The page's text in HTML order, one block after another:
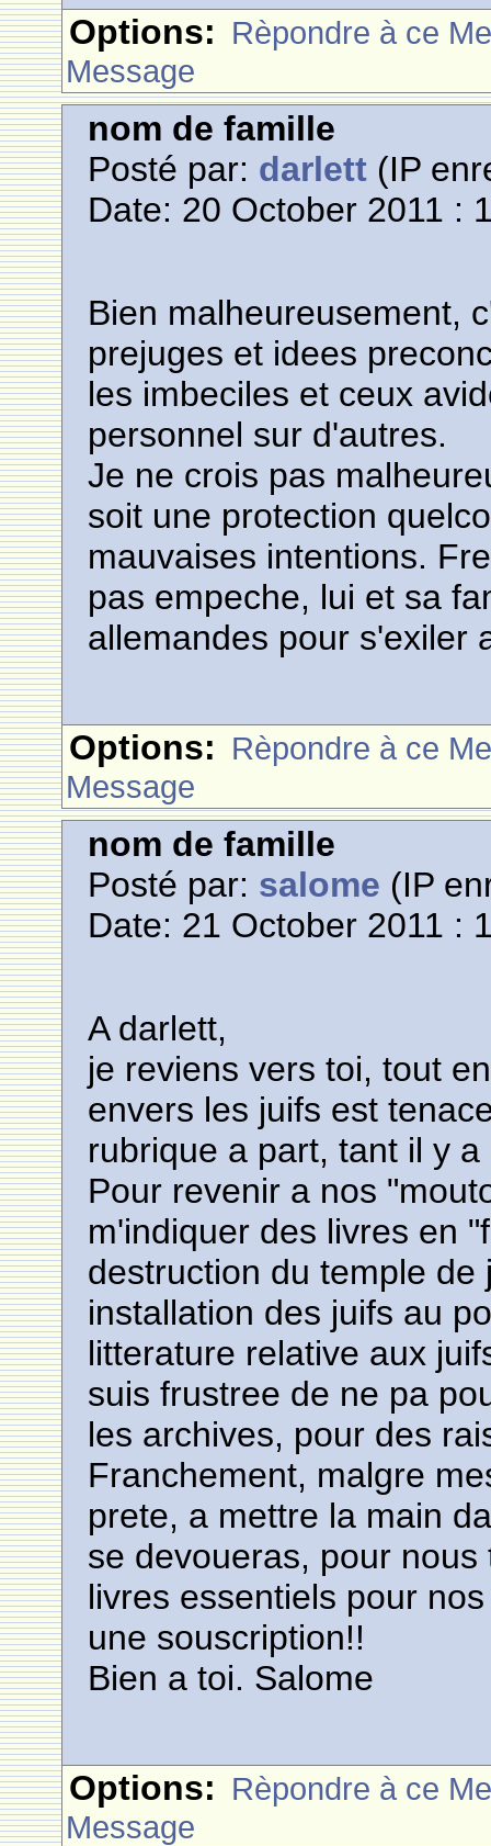
Options: Rèpondre à ce
Message
nom de famille
Posté par: darlett (IP
Date: 20 October 2011 :
Bien malheureusement,
prejuges et idees
les imbeciles et ceux
personnel sur d'autres.
Je ne crois pas
soit une protection
mauvaises intentions.
pas empeche, lui et sa
allemandes pour s'exiler
Options: Rèpondre à ce
Message
nom de famille
Posté par: salome (IP
Date: 21 October 2011 :
A darlett,
je reviens vers toi, tout
envers les juifs est
rubrique a part, tant il y
Pour revenir a nos
m'indiquer des livres en
destruction du temple
installation des juifs au
litterature relative aux
suis frustree de ne pa
les archives, pour des
Franchement, malgre
prete, a mettre la main
se devoueras, pour
livres essentiels pour
une souscription!!
Bien a toi. Salome
Options: Rèpondre à ce
Message